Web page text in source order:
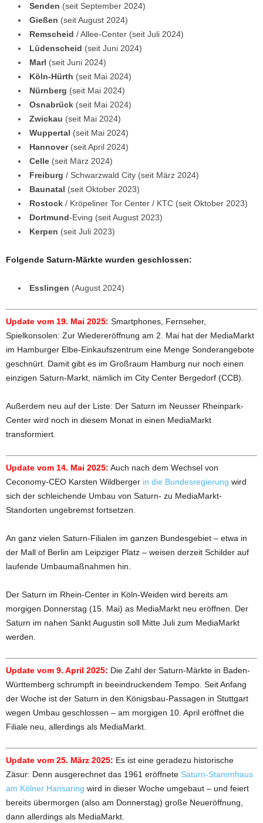
Senden (seit September 2024)
Gießen (seit August 2024)
Remscheid / Allee-Center (seit Juli 2024)
Lüdenscheid (seit Juni 2024)
Marl (seit Juni 2024)
Köln-Hürth (seit Mai 2024)
Nürnberg (seit Mai 2024)
Osnabrück (seit Mai 2024)
Zwickau (seit Mai 2024)
Wuppertal (seit Mai 2024)
Hannover(seit April 2024)
Celle (seit März 2024)
Freiburg / Schwarzwald City (seit März 2024)
Baunatal (seit Oktober 2023)
Rostock / Kröpeliner Tor Center / KTC (seit Oktober 2023)
Dortmund-Eving (seit August 2023)
Kerpen (seit Juli 2023)
Folgende Saturn-Märkte wurden geschlossen:
Esslingen (August 2024)
Update vom 19. Mai 2025: Smartphones, Fernseher,
Spielkonsolen: Zur Wiedereröffnung am 2. Mai hat der MediaMarkt
im Hamburger Elbe-Einkaufszentrum eine Menge Sonderangebote
geschnürt. Damit gibt es im Großraum Hamburg nur noch einen
einzigen Saturn-Markt, nämlich im City Center Bergedorf (CCB).
Außerdem neu auf der Liste: Der Saturn im Neusser Rheinpark-
Center wird noch in diesem Monat in einen MediaMarkt
transformiert.
Update vom 14. Mai 2025: Auch nach dem Wechsel von
Ceconomy-CEO Karsten Wildberger in die Bundesregierung wird
sich der schleichende Umbau von Saturn- zu MediaMarkt-
Standorten ungebremst fortsetzen.
An ganz vielen Saturn-Filialen im ganzen Bundesgebiet – etwa in
der Mall of Berlin am Leipziger Platz – weisen derzeit Schilder auf
laufende Umbaumaßnahmen hin.
Der Saturn im Rhein-Center in Köln-Weiden wird bereits am
morgigen Donnerstag (15. Mai) as MediaMarkt neu eröffnen. Der
Saturn im nahen Sankt Augustin soll Mitte Juli zum MediaMarkt
werden.
Update vom 9. April 2025: Die Zahl der Saturn-Märkte in Baden-
Württemberg schrumpft in beeindruckendem Tempo. Seit Anfang
der Woche ist der Saturn in den Königsbau-Passagen in Stuttgart
wegen Umbau geschlossen – am morgigen 10. April eröffnet die
Filiale neu, allerdings als MediaMarkt.
Update vom 25. März 2025: Es ist eine geradezu historische
Zäsur: Denn ausgerechnet das 1961 eröffnete Saturn-Stammhaus
am Kölner Hansaring wird in dieser Woche umgebaut – und feiert
bereits übermorgen (also am Donnerstag) große Neueröffnung,
dann allerdings als MediaMarkt.